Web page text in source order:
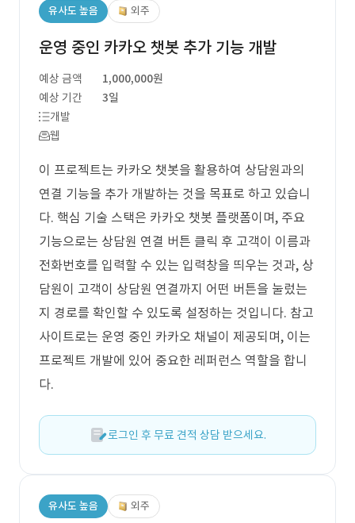
유사도 높음 외주
운영 중인 카카오 챗봇 추가 기능 개발
예상 금액
1,000,000원
예상 기간
3일
개발
웹
이 프로젝트는 카카오 챗봇을 활용하여 상담원과의
연결 기능을 추가 개발하는 것을 목표로 하고 있습니
다. 핵심 기술 스택은 카카오 챗봇 플랫폼이며, 주요
기능으로는 상담원 연결 버튼 클릭 후 고객이 이름과
전화번호를 입력할 수 있는 입력창을 띄우는 것과, 상
담원이 고객이 상담원 연결까지 어떤 버튼을 눌렀는
지 경로를 확인할 수 있도록 설정하는 것입니다. 참고
사이트로는 운영 중인 카카오 채널이 제공되며, 이는
프로젝트 개발에 있어 중요한 레퍼런스 역할을 합니
다.
로그인 후 무료 견적 상담 받으세요.
유사도 높음 외주